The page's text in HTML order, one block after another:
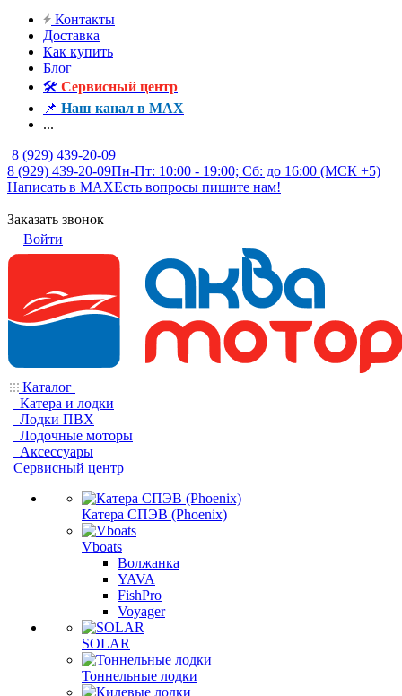
Контакты
Доставка
Как купить
Блог
🛠️ Сервисный центр
📌 Наш канал в MAX
...
8 (929) 439-20-09
8 (929) 439-20-09Пн-Пт: 10:00 - 19:00; Сб: до 16:00 (МСК +5)
Написать в MAXЕсть вопросы пишите нам!
Заказать звонок
Войти
Каталог
Катера и лодки
Лодки ПВХ
Лодочные моторы
Аксессуары
Сервисный центр
Катера СПЭВ (Phoenix)
Vboats
Волжанка
YAVA
FishPro
Voyager
SOLAR
Тоннельные лодки